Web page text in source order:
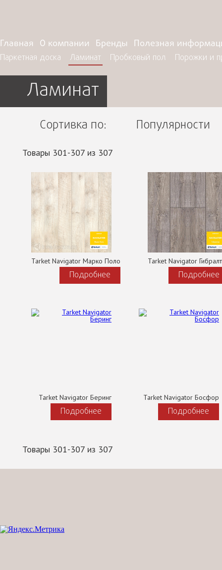
Главная О компании Бренды Полезная
Паркетная доска Ламинат Пробковый пол Порожки и
Ламинат
Сортивка по: Популярности
Товары 301-307 из 307
Tarket Navigator Марко Поло
Подробнее
Tarket Navigator
Подробнее
Tarket Navigator Беринг
Подробнее
Tarket Navigator Босфор
Подробнее
Товары 301-307 из 307